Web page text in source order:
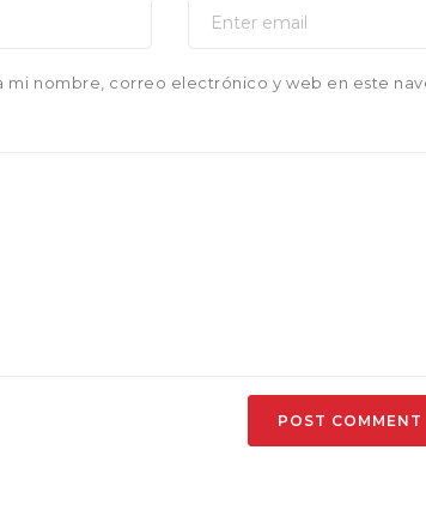
mi nombre, correo electrónico y web en este